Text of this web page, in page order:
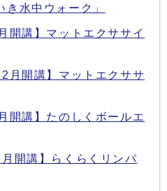
水中ウォーク」
開講】マットエクササイ
月開講】マットエクササ
開講】たのしくボールエ
月開講】らくらくリンパ